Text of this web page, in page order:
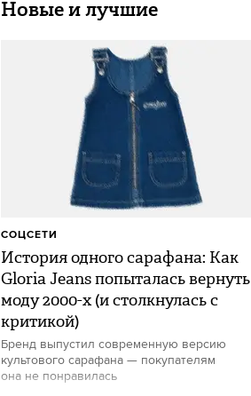
Новые и лучшие
История одного сарафана: Как
Gloria Jeans попыталась вернуть
моду 2000-х (и столкнулась с
критикой)
Бренд выпустил современную версию
культового сарафана — покупателям
она не понравилась
СОЦСЕТИ